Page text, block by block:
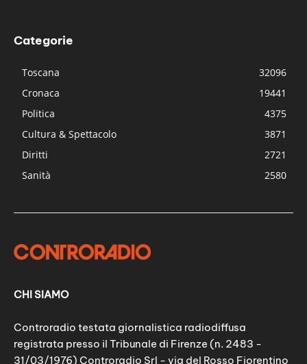
Categorie
Toscana
32096
Cronaca
19441
Politica
4375
Cultura & Spettacolo
3871
Diritti
2721
Sanità
2580
CHI SIAMO
Controradio testata giornalistica radiodiffusa
registrata presso il Tribunale di Firenze (n. 2483 -
31/03/1976) Controradio Srl - via del Rosso Fiorentino